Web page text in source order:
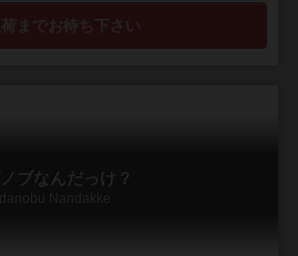
までお待ち下さい
ブなんだっけ？
Nandakke